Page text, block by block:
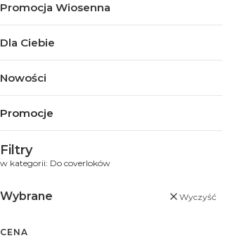
Promocja Wiosenna
Dla Ciebie
Nowości
Promocje
Filtry
w kategorii: Do coverloków
Wybrane Wyczyść
CENA